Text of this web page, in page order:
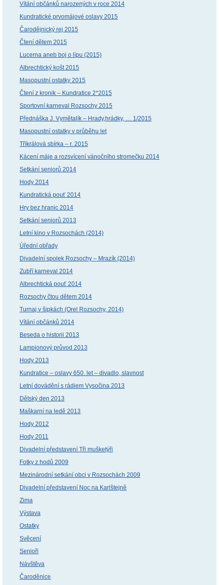
Vítání občánků narozených v roce 2014
Kundratické prvomájové oslavy 2015
Čarodějnický rej 2015
Čtení dětem 2015
Lucerna aneb boj o lípu (2015)
Albrechtický košt 2015
Masopustní ostatky 2015
Čtení z kronik – Kundratice 2*2015
Sportovní karneval Rozsochy 2015
Přednáška J. Vymětalík – Hrady,hrádky, … 1/2015
Masopustní ostatky v průběhu let
Tříkrálová sbírka – r. 2015
Kácení máje a rozsvícení vánočního stromečku 2014
Setkání seniorů 2014
Hody 2014
Kundratická pouť 2014
Hry bez hranic 2014
Setkání seniorů 2013
Letní kino v Rozsochách (2014)
Úřední obřady
Divadelní spolek Rozsochy – Mrazík (2014)
Zubří karneval 2014
Albrechtická pouť 2014
Rozsochy čtou dětem 2014
Turnaj v šipkách (Orel Rozsochy, 2014)
Vítání občánků 2014
Beseda o historii 2013
Lampionový průvod 2013
Hody 2013
Kundratice – oslavy 650. let – divadlo, slavnost
Letní dovádění s rádiem Vysočina 2013
Dětský den 2013
Maškarní na ledě 2013
Hody 2012
Hody 2011
Divadelní představení Tři mušketýři
Fotky z hodů 2009
Mezinárodní setkání obci v Rozsochách 2009
Divadelní představení Noc na Karlštejně
Zima
Výstava
Ostatky
Svěcení
Senioři
Návštěva
Čaroděnice